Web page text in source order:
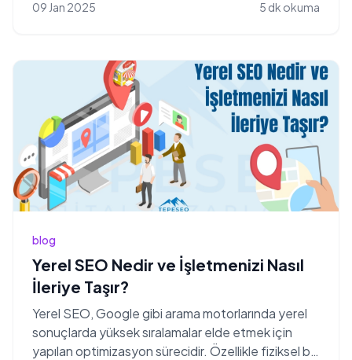
09 Jan 2025 5 dk okuma
blog
Yerel SEO Nedir ve İşletmenizi Nasıl
İleriye Taşır?
Yerel SEO, Google gibi arama motorlarında yerel
sonuçlarda yüksek sıralamalar elde etmek için
yapılan optimizasyon sürecidir. Özellikle fiziksel bir